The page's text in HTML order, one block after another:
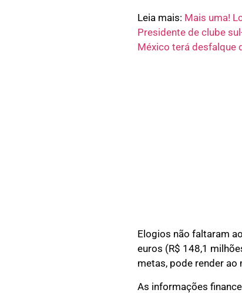
Leia mais: Mais uma!
Presidente de clube
México terá desfalque
Elogios não faltaram
euros (R$ 148,1
metas, pode render
As informações